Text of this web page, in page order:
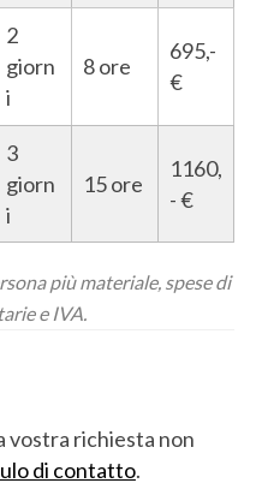
2
giorn
i
8 ore
695,-
€
3
giorn
i
15 ore
1160,
- €
più materiale, spese di
e IVA.
vostra richiesta non
di contatto.